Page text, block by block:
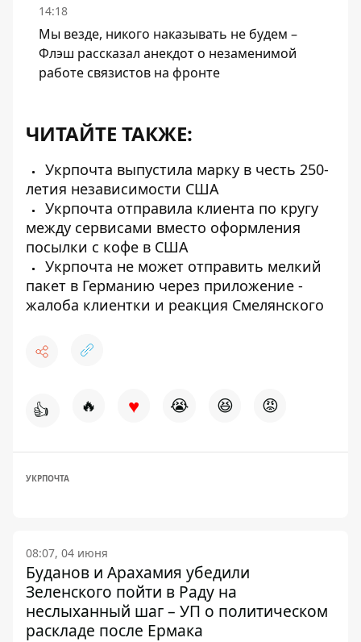
14:18
Мы везде, никого наказывать не будем –
Флэш рассказал анекдот о незаменимой
работе связистов на фронте
ЧИТАЙТЕ ТАКЖЕ:
Укрпочта выпустила марку в честь 250-
летия независимости США
Укрпочта отправила клиента по кругу
между сервисами вместо оформления
посылки с кофе в США
Укрпочта не может отправить мелкий
пакет в Германию через приложение -
жалоба клиентки и реакция Смелянского
👍 🔥 ♥ 😭 😆 😡
УКРПОЧТА
08:07, 04 июня
Буданов и Арахамия убедили
Зеленского пойти в Раду на
неслыханный шаг – УП о политическом
раскладе после Ермака